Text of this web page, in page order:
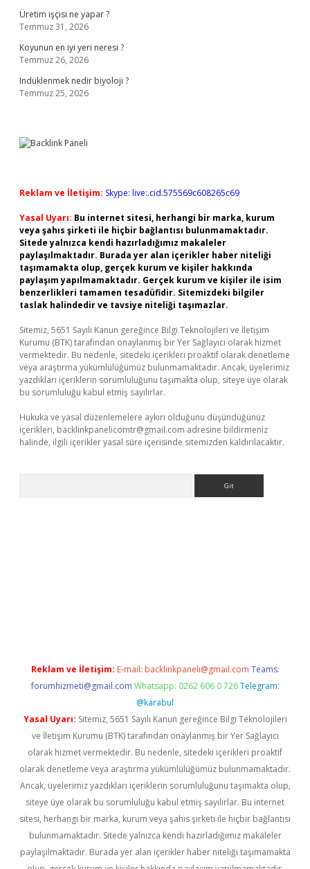
Üretim işçisi ne yapar ?
Temmuz 31, 2026
Koyunun en iyi yeri neresi ?
Temmuz 26, 2026
Indüklenmek nedir biyoloji ?
Temmuz 25, 2026
Reklam ve İletişim: Skype: live:.cid.575569c608265c69
Yasal Uyarı: Bu internet sitesi, herhangi bir marka, kurum
veya şahıs şirketi ile hiçbir bağlantısı bulunmamaktadır.
Sitede yalnızca kendi hazırladığımız makaleler
paylaşılmaktadır. Burada yer alan içerikler haber niteliği
taşımamakta olup, gerçek kurum ve kişiler hakkında
paylaşım yapılmamaktadır. Gerçek kurum ve kişiler ile isim
benzerlikleri tamamen tesadüfidir. Sitemizdeki bilgiler
taslak halindedir ve tavsiye niteliği taşımazlar.
Sitemiz, 5651 Sayılı Kanun gereğince Bilgi Teknolojileri ve İletişim
Kurumu (BTK) tarafından onaylanmış bir Yer Sağlayıcı olarak hizmet
vermektedir. Bu nedenle, sitedeki içerikleri proaktif olarak denetleme
veya araştırma yükümlülüğümüz bulunmamaktadır. Ancak, üyelerimiz
yazdıkları içeriklerin sorumluluğunu taşımakta olup, siteye üye olarak
bu sorumluluğu kabul etmiş sayılırlar.
Hukuka ve yasal düzenlemelere aykırı olduğunu düşündüğünüz
içerikleri, backlinkpanelicomtr@gmail.com adresine bildirmeniz
halinde, ilgili içerikler yasal süre içerisinde sitemizden kaldırılacaktır.
Reklam ve İletişim: E-mail: backlinkpaneli@gmail.com Teams:
forumhizmeti@gmail.com Whatsapp: 0262 606 0 726 Telegram:
@karabul
Yasal Uyarı: Sitemiz, 5651 Sayılı Kanun gereğince Bilgi Teknolojileri
ve İletişim Kurumu (BTK) tarafından onaylanmış bir Yer Sağlayıcı
olarak hizmet vermektedir. Bu nedenle, sitedeki içerikleri proaktif
olarak denetleme veya araştırma yükümlülüğümüz bulunmamaktadır.
Ancak, üyelerimiz yazdıkları içeriklerin sorumluluğunu taşımakta olup,
siteye üye olarak bu sorumluluğu kabul etmiş sayılırlar. Bu internet
sitesi, herhangi bir marka, kurum veya şahıs şirketi ile hiçbir bağlantısı
bulunmamaktadır. Sitede yalnızca kendi hazırladığımız makaleler
paylaşılmaktadır. Burada yer alan içerikler haber niteliği taşımamakta